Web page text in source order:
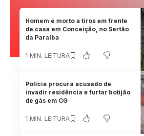
Homem é morto a tiros em frente
de casa em Conceição, no Sertão
da Paraíba
1 MIN. LEITURA
Polícia procura acusado de
invadir residência e furtar botijão
de gás em CG
1 MIN. LEITURA